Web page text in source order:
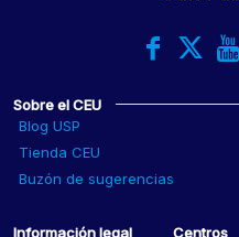
Sobre el CEU
Blog USP
Tienda CEU
Buzón de sugerencias
Información legal Centros